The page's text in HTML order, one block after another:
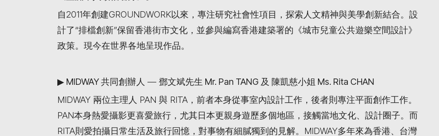
自2011年創建GROUNDWORK以來，專注研究社會性項目，探索人文精神與美學創新結合。設
計了“排檔創新”保留香港街市文化，並參與編寫香港建築署的《城市兒童公共遊樂空間設計》
政策。現今在世界各地呈現作品。
▶ MIDWAY共同創辦人 — 鄧文斌先生 Mr. Pan TANG 及 陳凱慈小姐 Ms. Rita CHAN
MIDWAY 兩位主理人 PAN 與 RITA，前者本身從事室內設計工作，後者則專注平面創作工作。
PAN本身熱愛攝影更喜愛旅行，尤其日本更親身遊歷多個地區，接觸當地文化、設計圈子。而
RITA則愛拍攝日常生活及旅行回憶，對事物有細膩獨到的見解。MIDWAY多年來為香港、台灣